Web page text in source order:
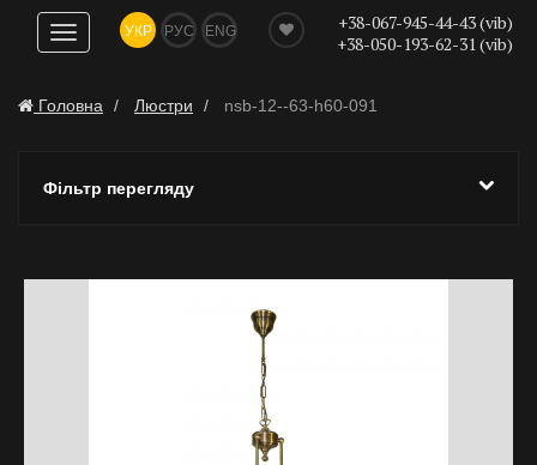
Показати
навігацію
УКР РУС ENG
+38-067-945-44-43 (vib)
+38-050-193-62-31 (vib)
Головна Люстри nsb-12--63-h60-091
Фільтр перегляду